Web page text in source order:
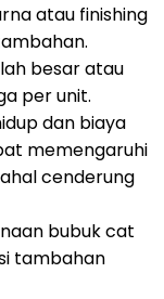
atau finishing
besar atau
per unit.
dan biaya
memengaruhi
cenderung
bubuk cat
tambahan